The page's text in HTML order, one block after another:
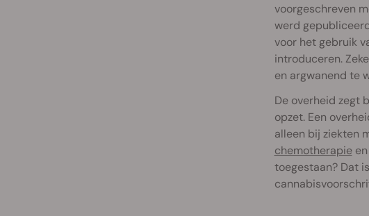
voorgeschreven
werd
voor het gebruik
introduceren.
en argwanend te
De overheid zegt
opzet. Een
alleen bij ziekten
chemotherapieen
toegestaan? Dat